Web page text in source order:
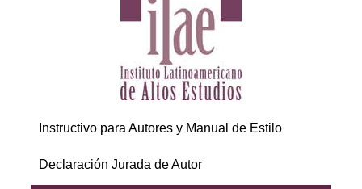
Instructivo para Autores y Manual de Estilo
Declaración Jurada de Autor